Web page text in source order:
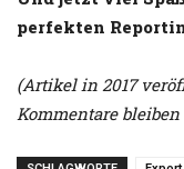
perfekten
(Artikel in 2017
Kommentare